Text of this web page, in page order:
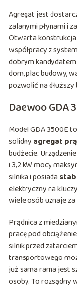
Agregat jest
zalanymi płynami i
Otwarta konstrukcja
współpracy z
dobrym
dom, plac budowy,
pozwolić na dłuższy
Daewoo GDA
Model GDA 3500E
solidny agregat
budżecie.
i 3,2 kW mocy
silnika i posiada
elektryczny na
wiele osób uznaje
Prądnica z
pracę pod
silnik przed
transportowego
już sama rama jest
osoby. To rozsądny